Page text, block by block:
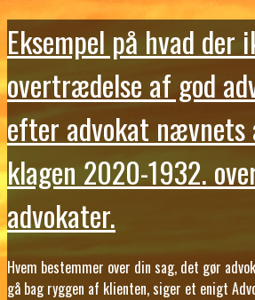
Eksempel på hvad der
overtrædelse af god
efter advokat nævnets
klagen 2020-1932.
advokater.
Hvem bestemmer over din sag, det gør
gå bag ryggen af klienten, siger et enigt